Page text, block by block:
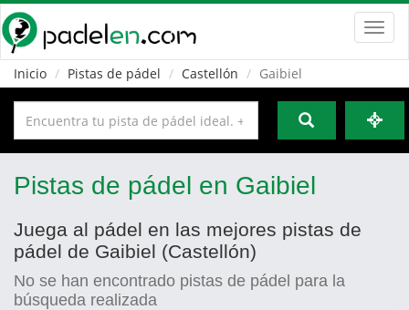
Inicio
Pistas de pádel Castellón Gaibiel
Pistas de pádel en Gaibiel
Juega al pádel en las mejores pistas de
pádel de Gaibiel (Castellón)
No se han encontrado pistas de pádel para la
búsqueda realizada